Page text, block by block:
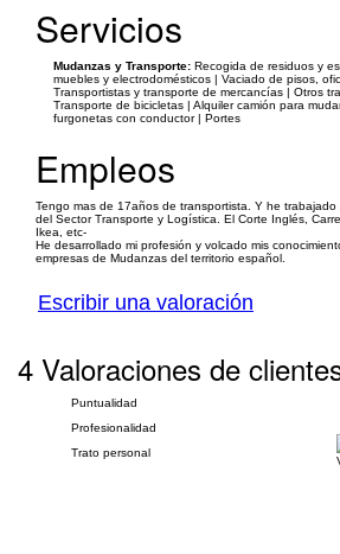
Servicios
Mudanzas y Transporte: Recogida de residuos y
muebles y electrodomésticos | Vaciado de pisos,
Transportistas y transporte de mercancías | Otros
Transporte de bicicletas | Alquiler camión para
furgonetas con conductor | Portes
Empleos
Tengo mas de 17años de transportista. Y he
del Sector Transporte y Logística. El Corte Inglés,
Ikea, etc-
He desarrollado mi profesión y volcado mis
empresas de Mudanzas del territorio español.
Escribir una valoración
4 Valoraciones de
Puntualidad
Profesionalidad
Trato personal